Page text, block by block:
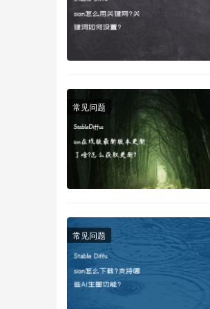
常见问题
常见问题